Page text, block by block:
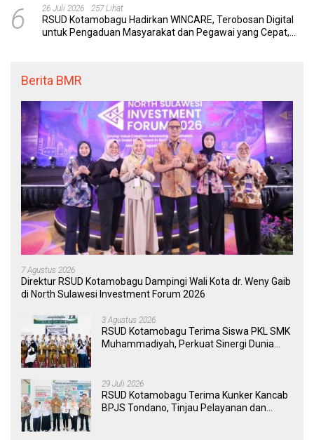
6 26 Juli 2026 257 Lihat
RSUD Kotamobagu Hadirkan WINCARE, Terobosan Digital
untuk Pengaduan Masyarakat dan Pegawai yang Cepat,
Berita BMR
7 Agustus 2026
Direktur RSUD Kotamobagu Dampingi Wali Kota dr. Weny Gaib
di North Sulawesi Investment Forum 2026
3 Agustus 2026
RSUD Kotamobagu Terima Siswa PKL SMK
Muhammadiyah, Perkuat Sinergi Dunia
29 Juli 2026
RSUD Kotamobagu Terima Kunker Kancab
BPJS Tondano, Tinjau Pelayanan dan